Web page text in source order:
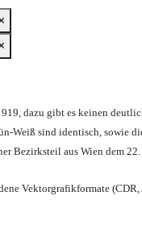
dazu gibt es keinen
Weiß sind identisch, sowie
Bezirksteil aus Wien dem
Vektorgrafikformate